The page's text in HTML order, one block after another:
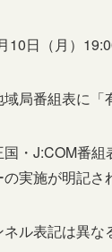
日（月）
局番組表に「
・J:COM番
実施が明記さ
ル表記は異な